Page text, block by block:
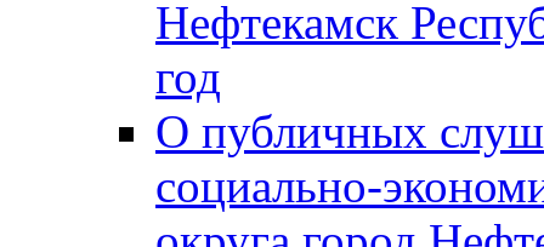
Нефтекамск
год
О публичных
социально-